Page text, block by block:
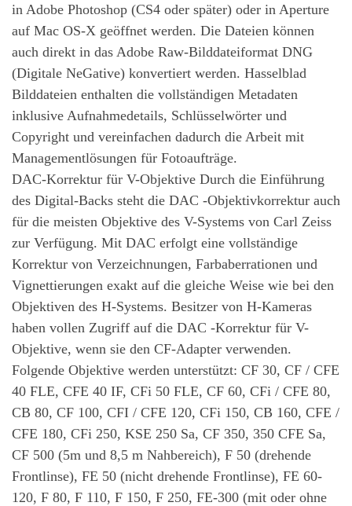
in Adobe Photoshop (CS4 oder später) oder in Aperture
auf Mac OS-X geöffnet werden. Die Dateien können
auch direkt in das Adobe Raw-Bilddateiformat DNG
(Digitale NeGative) konvertiert werden. Hasselblad
Bilddateien enthalten die vollständigen Metadaten
inklusive Aufnahmedetails, Schlüsselwörter und
Copyright und vereinfachen dadurch die Arbeit mit
Managementlösungen für Fotoaufträge.
DAC-Korrektur für V-Objektive Durch die Einführung
des Digital-Backs steht die DAC -Objektivkorrektur auch
für die meisten Objektive des V-Systems von Carl Zeiss
zur Verfügung. Mit DAC erfolgt eine vollständige
Korrektur von Verzeichnungen, Farbaberrationen und
Vignettierungen exakt auf die gleiche Weise wie bei den
Objektiven des H-Systems. Besitzer von H-Kameras
haben vollen Zugriff auf die DAC -Korrektur für V-
Objektive, wenn sie den CF-Adapter verwenden.
Folgende Objektive werden unterstützt: CF 30, CF / CFE
40 FLE, CFE 40 IF, CFi 50 FLE, CF 60, CFi / CFE 80,
CB 80, CF 100, CFI / CFE 120, CFi 150, CB 160, CFE /
CFE 180, CFi 250, KSE 250 Sa, CF 350, 350 CFE Sa,
CF 500 (5m und 8,5 m Nahbereich), F 50 (drehende
Frontlinse), FE 50 (nicht drehende Frontlinse), FE 60-
120, F 80, F 110, F 150, F 250, FE-300 (mit oder ohne